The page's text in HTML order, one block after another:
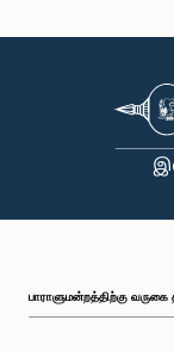
பாராளுமன்றத்திற்கு வருகை